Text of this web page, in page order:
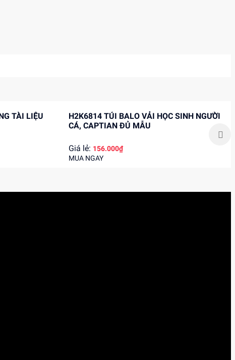
H2K6814 TÚI BALO VẢI HỌC SINH NGƯỜI
CÁ, CAPTIAN ĐỦ MẪU
Giá lẻ: 156.000₫
MUA NGAY